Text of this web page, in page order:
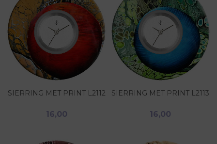
SIERRING MET PRINT L2112
16,00
SIERRING MET PRINT L2113
16,00